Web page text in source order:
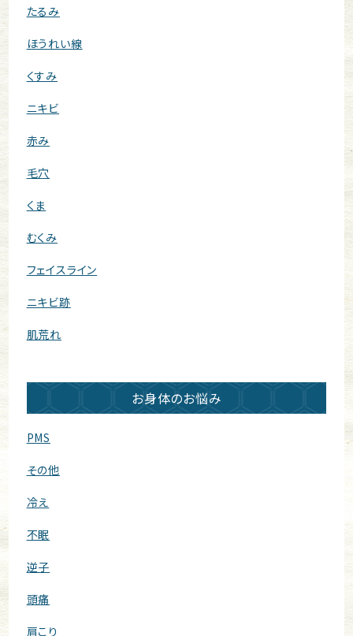
たるみ
ほうれい線
くすみ
ニキビ
赤み
毛穴
くま
むくみ
フェイスライン
ニキビ跡
肌荒れ
お身体のお悩み
PMS
その他
冷え
不眠
逆子
頭痛
肩こり